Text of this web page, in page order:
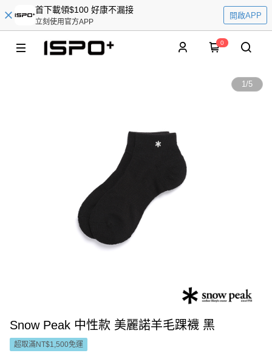
首下載領$100 好康不漏接
立刻使用官方APP
開啟APP
0
1/5
Snow Peak 中性款 美麗諾羊毛踝襪 黑
超取滿NT$1,500免運